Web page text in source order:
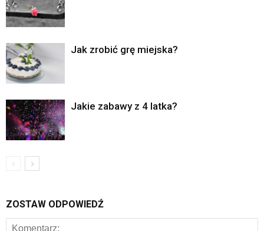
Jak zrobić grę miejska?
Jakie zabawy z 4 latka?
ZOSTAW ODPOWIEDŹ